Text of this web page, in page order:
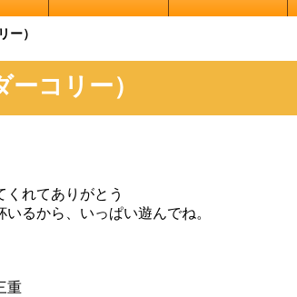
ー）
コリー）
れてありがとう
るから、いっぱい遊んでね。
重